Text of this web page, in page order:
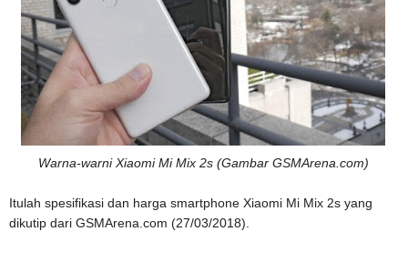
Warna-warni Xiaomi Mi Mix 2s (Gambar GSMArena.com)
Itulah spesifikasi dan harga smartphone Xiaomi Mi Mix 2s yang
dikutip dari GSMArena.com (27/03/2018).